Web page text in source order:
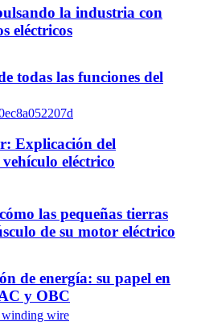
la industria con
eléctricos
todas las funciones del
Explicación del
eléctrico
las pequeñas tierras
de su motor eléctrico
de energía: su papel en
y OBC